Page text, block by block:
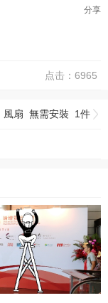
分享
点击：6965
風扇 無需安裝 1件